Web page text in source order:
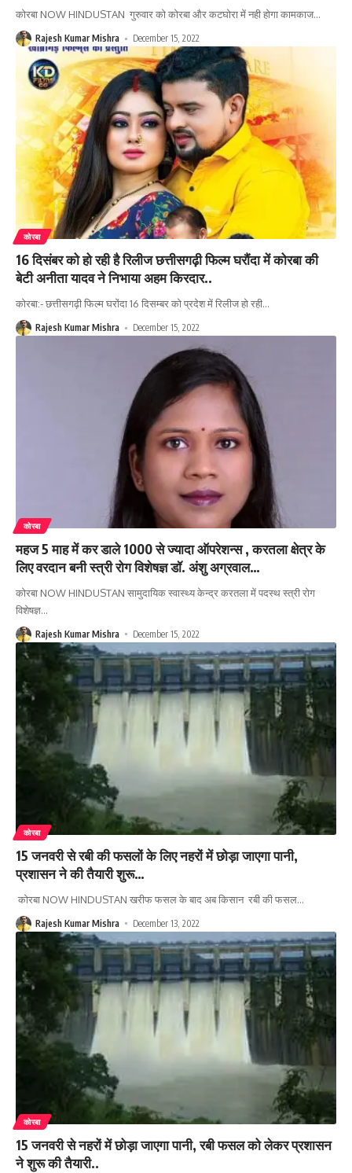
कोरबा NOW HINDUSTAN गुरुवार को कोरबा और कटघोरा में नही होगा कामकाज…
Rajesh Kumar Mishra December 15, 2022
कोरबा
16 दिसंबर को हो रही है रिलीज छत्तीसगढ़ी फिल्म घरौंदा में कोरबा की
बेटी अनीता यादव ने निभाया अहम किरदार..
कोरबा:- छत्तीसगढ़ी फिल्म घरोंदा 16 दिसम्बर को प्रदेश में रिलीज हो रही…
Rajesh Kumar Mishra December 15, 2022
कोरबा
महज 5 माह में कर डाले 1000 से ज्यादा ऑपरेशन्स , करतला क्षेत्र के
लिए वरदान बनी स्त्री रोग विशेषज्ञ डॉ. अंशु अग्रवाल…
कोरबा NOW HINDUSTAN सामुदायिक स्वास्थ्य केन्द्र करतला में पदस्थ स्त्री रोग
विशेषज्ञ…
Rajesh Kumar Mishra December 15, 2022
कोरबा
15 जनवरी से रबी की फसलों के लिए नहरों में छोड़ा जाएगा पानी,
प्रशासन ने की तैयारी शुरू…
कोरबा NOW HINDUSTAN खरीफ फसल के बाद अब किसान रबी की फसल…
Rajesh Kumar Mishra December 13, 2022
कोरबा
15 जनवरी से नहरों में छोड़ा जाएगा पानी, रबी फसल को लेकर प्रशासन
ने शुरू की तैयारी..